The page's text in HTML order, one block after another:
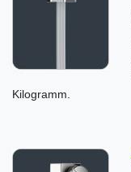
Kilogramm.